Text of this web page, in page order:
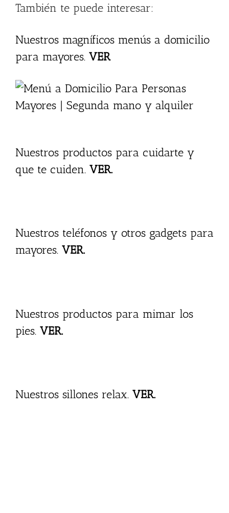
También te puede interesar:
Nuestros magníficos menús a domicilio
para mayores. VER
Nuestros productos para cuidarte y
que te cuiden. VER.
Nuestros teléfonos y otros gadgets para
mayores. VER.
Nuestros productos para mimar los
pies. VER.
Nuestros sillones relax. VER.